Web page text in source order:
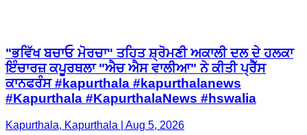
"ਭਵਿੱਖ ਬਚਾਓ ਮੋਰਚਾ" ਤਹਿਤ ਸ਼੍ਰੋਮਣੀ ਅਕਾਲੀ ਦਲ ਦੇ ਹਲਕਾ
ਇੰਚਾਰਜ਼ ਕਪੂਰਥਲਾ "ਐਚ ਐਸ ਵਾਲੀਆ" ਨੇ ਕੀਤੀ ਪ੍ਰੈੱਸ
ਕਾਨਫਰੰਸ #kapurthala #kapurthalanews
#Kapurthala #KapurthalaNews #hswalia
Kapurthala, Kapurthala | Aug 5, 2026